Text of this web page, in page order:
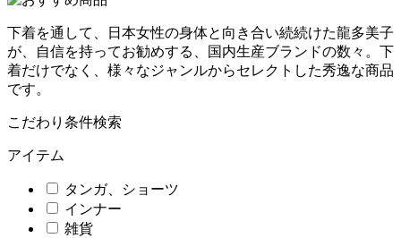
下着を通して、日本女性の身体と向き合い続続けた龍多美子
が、自信を持ってお勧めする、国内生産ブランドの数々。下
着だけでなく、様々なジャンルからセレクトした秀逸な商品
です。
こだわり条件検索
アイテム
タンガ、ショーツ
インナー
雑貨